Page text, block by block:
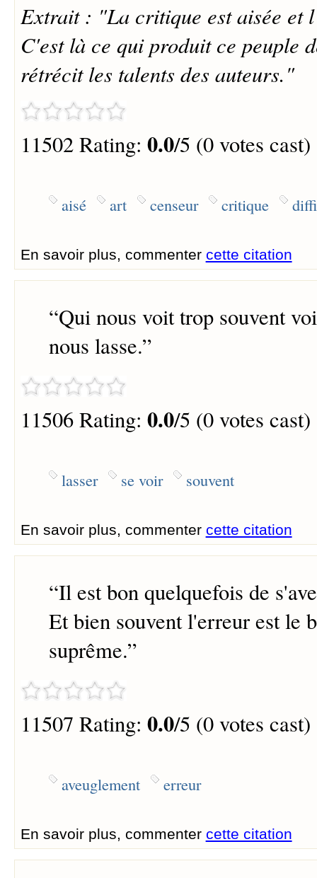
Extrait : "La critique est aisée et
C'est là ce qui produit ce peuple
rétrécit les talents des auteurs."
11502 Rating: 0.0/5 (0 votes cast)
aisé art censeur critique
En savoir plus, commenter cette citation
“Qui nous voit trop souvent
nous lasse.”
11506 Rating: 0.0/5 (0 votes cast)
lasser se voir souvent
En savoir plus, commenter cette citation
“Il est bon quelquefois de
Et bien souvent l'erreur est le
suprême.”
11507 Rating: 0.0/5 (0 votes cast)
aveuglement erreur
En savoir plus, commenter cette citation